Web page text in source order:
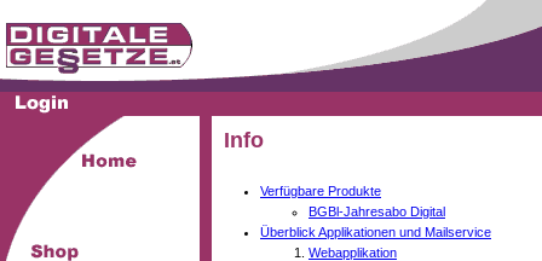
Info
Verfügbare Produkte
BGBl-Jahresabo Digital
Überblick Applikationen und Mailservice
Webapplikation